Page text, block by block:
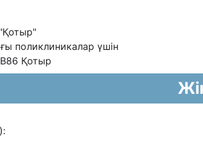
поликлиникалар үшін
В86 Қотыр